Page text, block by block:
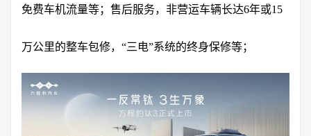
免费车机流量等；售后服务，非营运车辆长达6年或15
万公里的整车包修，“三电”系统的终身保修等；